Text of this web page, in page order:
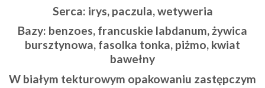
Serca: irys, paczula, wetyweria
Bazy: benzoes, francuskie labdanum, żywica
bursztynowa, fasolka tonka, piżmo, kwiat
bawełny
W białym tekturowym opakowaniu zastępczym